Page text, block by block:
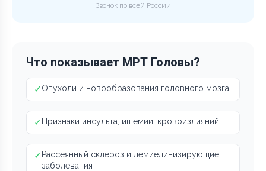
Звонок по всей России
Что показывает МРТ Головы?
✓Опухоли и новообразования головного мозга
✓ Признаки инсульта, ишемии, кровоизлияний
✓ Рассеянный склероз и демиелинизирующие
заболевания